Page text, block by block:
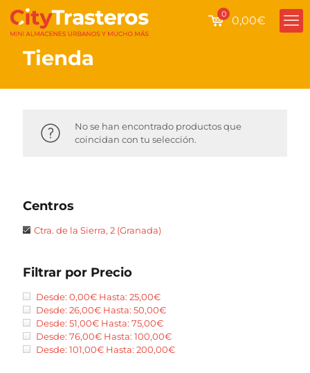
0 0,00€
Tienda
No se han encontrado productos que
coincidan con tu selección.
Centros
Ctra. de la Sierra, 2 (Granada)
Filtrar por Precio
Desde: 0,00€ Hasta: 25,00€
Desde: 26,00€ Hasta: 50,00€
Desde: 51,00€ Hasta: 75,00€
Desde: 76,00€ Hasta: 100,00€
Desde: 101,00€ Hasta: 200,00€